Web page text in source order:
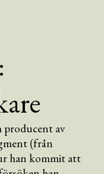
av
(från
han kommit att